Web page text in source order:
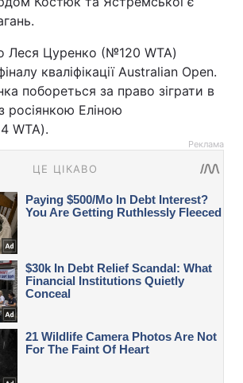
Леся Цуренко (№120 WTA)
кваліфікації Australian Open.
побореться за право зіграти в
росіянкою Еліною
WTA).
Реклама